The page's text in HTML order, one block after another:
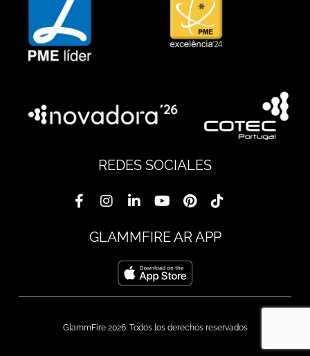
REDES SOCIALES
GLAMMFIRE AR APP
GlammFire 2026. Todos los derechos reservados